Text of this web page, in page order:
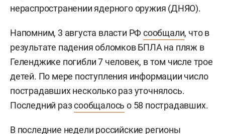
нераспространении ядерного оружия (ДНЯО).
Напомним, 3 августа власти РФсообщали, что в
результате падения обломков БПЛА на пляж в
Геленджике погибли 7 человек, в том числе трое
детей. По мере поступления информации число
пострадавших несколько раз уточнялось.
Последний разсообщалось о 58 пострадавших.
В последние недели российские регионы